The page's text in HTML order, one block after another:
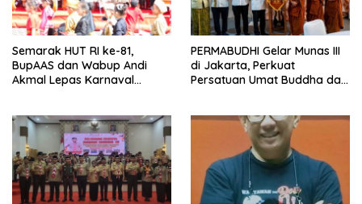
Semarak HUT RI ke-81,
BupAAS dan Wabup Andi
Akmal Lepas Karnaval
PERMABUDHI Gelar Munas III
di Jakarta, Perkuat
Persatuan Umat Buddha dan